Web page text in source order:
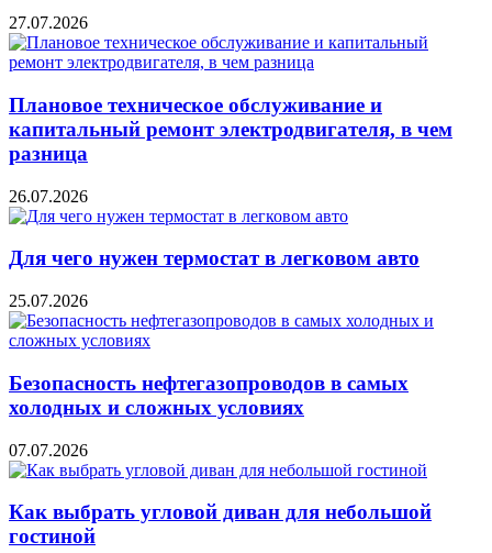
27.07.2026
Плановое техническое обслуживание и
капитальный ремонт электродвигателя, в чем
разница
26.07.2026
Для чего нужен термостат в легковом авто
25.07.2026
Безопасность нефтегазопроводов в самых
холодных и сложных условиях
07.07.2026
Как выбрать угловой диван для небольшой
гостиной